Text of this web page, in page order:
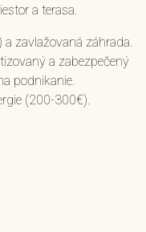
a terasa.
zavlažovaná záhrada.
a zabezpečený
podnikanie.
(200-300€).